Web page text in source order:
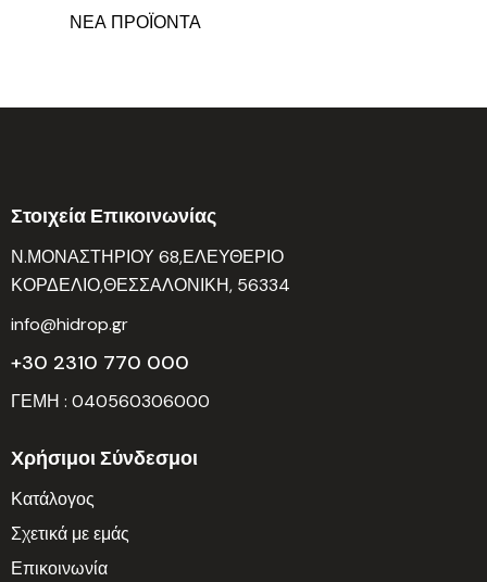
ΝΕΑ ΠΡΟΪΟΝΤΑ
Στοιχεία Επικοινωνίας
Ν.ΜΟΝΑΣΤΗΡΙΟΥ 68,ΕΛΕΥΘΕΡΙΟ
ΚΟΡΔΕΛΙΟ,ΘΕΣΣΑΛΟΝΙΚΗ, 56334
info@hidrop.gr
+30 2310 770 000
ΓΕΜΗ : 040560306000
Χρήσιμοι Σύνδεσμοι
Κατάλογος
Σχετικά με εμάς
Επικοινωνία